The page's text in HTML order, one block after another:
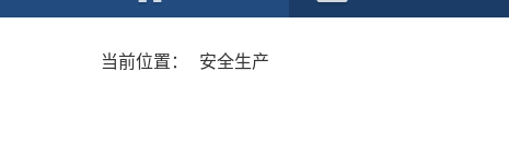
当前位置： 安全生产